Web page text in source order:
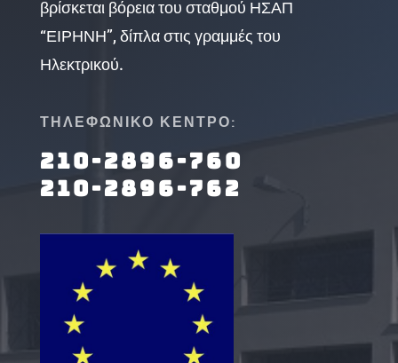
βρίσκεται βόρεια του σταθμού ΗΣΑΠ
“ΕΙΡΗΝΗ”, δίπλα στις γραμμές του
Ηλεκτρικού.
ΤΗΛΕΦΩΝΙΚΟ ΚΕΝΤΡΟ:
210-2896-760
210-2896-762